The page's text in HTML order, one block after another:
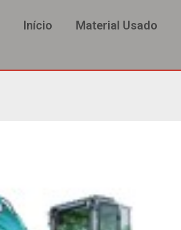
Início Material Usado